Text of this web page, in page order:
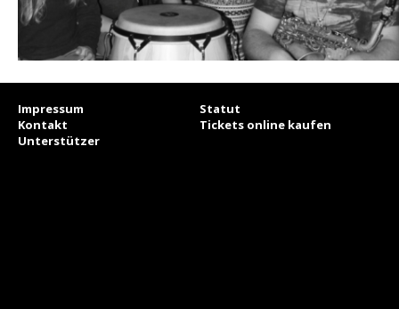
Impressum
Statut
Kontakt
Tickets online kaufen
Unterstützer